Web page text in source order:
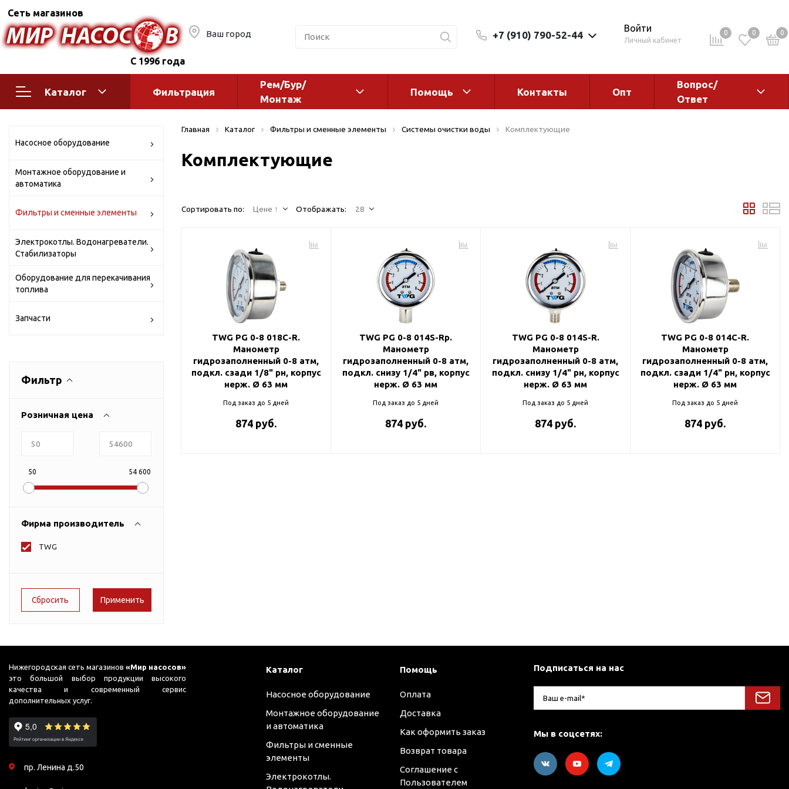
Сеть магазинов
С 1996 года
Ваш город +7 (910) 790-52-44
Войти
Личный кабинет
0 0 0
Каталог
Поверхностные насосы
Горизонтальные
многоступенчатые
многоступенчатые
моноблочные
Скважинные
Насосы бытовые (1-
Вибрационные насосы
Дренаж и канализация
Канализационные
установки
Насосы для циркуляции,
ГВС и повышения
давления
Циркуляционные
насосы (сухой ротор)
насосы для ГВС
Циркуляционные
насосы резьбовые
Колодезные насосы
Насосы для фонтана и
бассейна
Фонтанные насосы
Полив
водоснабжения
Оголовки и адаптеры
Тросы,кабель и крепеж
Трубы и шланги
Фитинги ПНД и PPR
ПНД
ПНД Джилекс
Фитинги для PPR-труб
Фурнитура, герметики,
прокладки
Магистральные фильтры
Гейзер
Комплектующие
Корпус фильтра
Комплекты картриджей
Комплетующие
Питьевые системы
Фильтрация
Рем/Бур/
Монтаж
Помощь Контакты Опт
Вопрос/
Ответ
Насосное оборудование
Монтажное оборудование и
автоматика
Фильтры и сменные элементы
Электрокотлы. Водонагреватели.
Стабилизаторы
Оборудование для перекачивания
топлива
Запчасти
Фильтр
Розничная цена
50 54 600
Фирма производитель
TWG
Главная Каталог Фильтры и сменные элементы Системы очистки воды Комплектующие
Комплектующие
Сортировать по: Цене ↑ Отображать: 28
TWG PG 0-8 018C-R.
Манометр
гидрозаполненный 0-8 атм,
подкл. сзади 1/8" рн, корпус
нерж. Ø 63 мм
Под заказ до 5 дней
874 руб.
TWG PG 0-8 014S-Rp.
Манометр
гидрозаполненный 0-8 атм,
подкл. снизу 1/4" рв, корпус
нерж. Ø 63 мм
Под заказ до 5 дней
874 руб.
TWG PG 0-8 014S-R.
Манометр
гидрозаполненный 0-8 атм,
подкл. снизу 1/4" рн, корпус
нерж. Ø 63 мм
Под заказ до 5 дней
874 руб.
TWG PG 0-8 014C-R.
Манометр
гидрозаполненный 0-8 атм,
подкл. сзади 1/4" рн, корпус
нерж. Ø 63 мм
Под заказ до 5 дней
874 руб.
Нижегородская сеть магазинов«Мир насосов»
это большой выбор продукции высокого
качества и современный сервис
дополнительных услуг.
пр. Ленина д.50
Каталог
Насосное оборудование
Монтажное оборудование
и автоматика
Фильтры и сменные
элементы
Электрокотлы.
Помощь
Оплата
Доставка
Как оформить заказ
Возврат товара
Соглашение с
Пользователем
Подписаться на нас
Мы в соцсетях: